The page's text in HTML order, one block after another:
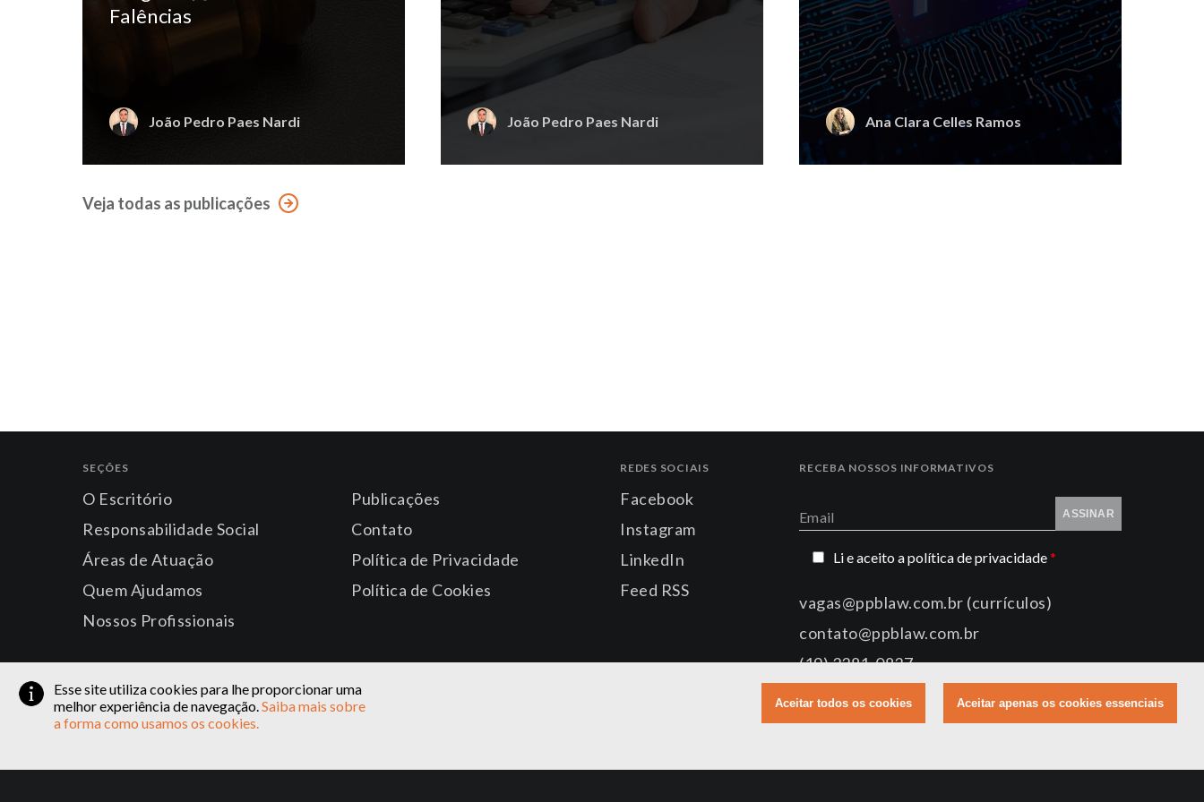
Falências
João Pedro Paes Nardi João Pedro Paes Nardi Ana Clara Celles Ramos
Veja todas as publicações
Esse site utiliza cookies para lhe proporcionar uma
melhor experiência de navegação.Saiba mais sobre
a forma como usamos os cookies.
Aceitar todos os cookies Aceitar apenas os cookies essenciais
SEÇÕES
O Escritório
Responsabilidade Social
Áreas de Atuação
Quem Ajudamos
Nossos Profissionais
Publicações
Contato
Política de Privacidade
Política de Cookies
REDES SOCIAIS
Facebook
Instagram
LinkedIn
Feed RSS
RECEBA NOSSOS INFORMATIVOS
Email ASSINAR
Li e aceito apolítica de privacidade*
vagas@ppblaw.com.br (currículos)
contato@ppblaw.com.br
(19) 3381-0837
FOLDER DIGITAL